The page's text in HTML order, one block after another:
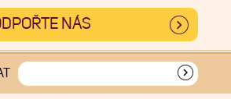
NÁS